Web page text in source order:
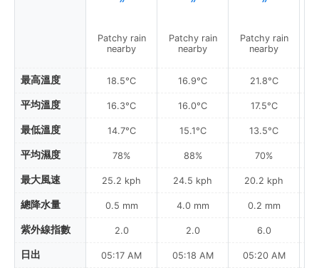
最高溫度
平均溫度
最低溫度
平均濕度
最大風速
總降水量
紫外線指數
日出
Patchy rain
nearby
18.5°C
16.3°C
14.7°C
78%
25.2 kph
0.5 mm
2.0
05:17 AM
Patchy rain
nearby
16.9°C
16.0°C
15.1°C
88%
24.5 kph
4.0 mm
2.0
05:18 AM
Patchy rain
nearby
21.8°C
17.5°C
13.5°C
70%
20.2 kph
0.2 mm
6.0
05:20 AM